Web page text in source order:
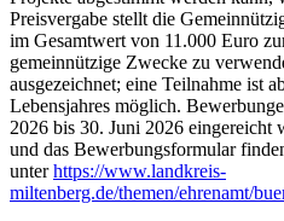
Preisvergabe stellt die
im Gesamtwert von 11.000 Euro
gemeinnützige Zwecke zu
ausgezeichnet; eine Teilnahme ist
Lebensjahres möglich.
2026 bis 30. Juni 2026 eingereicht
und das Bewerbungsformular
unterhttps://www.landkreis-
miltenberg.de/themen/ehrenamt/